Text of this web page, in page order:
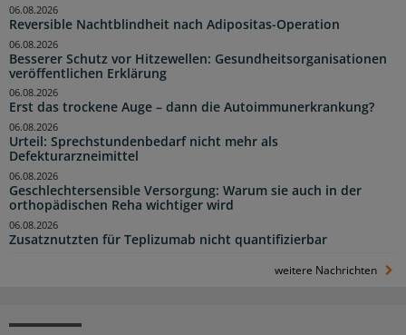
Reversible Nachtblindheit nach Adipositas-Operation
06.08.2026
Besserer Schutz vor Hitzewellen: Gesundheitsorganisationen
veröffentlichen Erklärung
06.08.2026
Erst das trockene Auge – dann die Autoimmunerkrankung?
06.08.2026
Urteil: Sprechstundenbedarf nicht mehr als
Defekturarzneimittel
06.08.2026
Geschlechtersensible Versorgung: Warum sie auch in der
orthopädischen Reha wichtiger wird
06.08.2026
Zusatznutzten für Teplizumab nicht quantifizierbar
06.08.2026
weitere Nachrichten